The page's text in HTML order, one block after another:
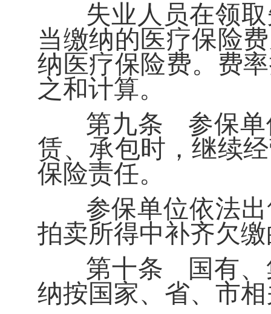
失业人员在领
当缴纳的医疗保险
纳医疗保险费。费
之和计算。
第九条
参保
赁、承包时，继续
保险责任。
参保单位依法
拍卖所得中补齐欠
第十条
国有
纳按国家、省、市